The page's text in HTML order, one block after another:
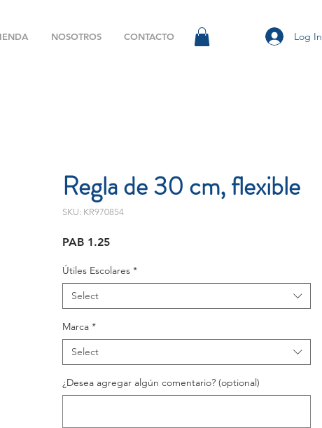
NOSOTROS CONTACTO Log In
Regla de 30 cm, flexible
SKU: KR970854
PAB 1.25Price
Útiles Escolares *
Select
Marca *
Select
¿Desea agregar algún comentario? (optional)